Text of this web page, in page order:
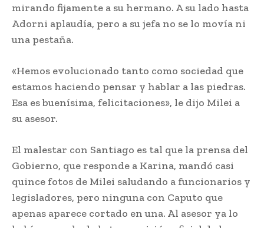
mirando fijamente a su hermano. A su lado hasta
Adorni aplaudía, pero a su jefa no se lo movía ni
una pestaña.
«Hemos evolucionado tanto como sociedad que
estamos haciendo pensar y hablar a las piedras.
Esa es buenísima, felicitaciones», le dijo Milei a
su asesor.
El malestar con Santiago es tal que la prensa del
Gobierno, que responde a Karina, mandó casi
quince fotos de Milei saludando a funcionarios y
legisladores, pero ninguna con Caputo que
apenas aparece cortado en una. Al asesor ya lo